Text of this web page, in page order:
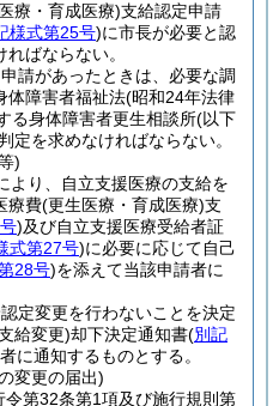
療・育成医療)支給認定申請
様式第25号)に市長が必要と認
ばならない。
請があったときは、必要な調
体障害者福祉法(昭和24年法律
る身体障害者更生相談所(以下
定を求めなければならない。
)
より、自立支援医療の支給を
療費(更生医療・育成医療)支
)及び自立支援医療受給者証
式第27号)に必要に応じて自己
28号)を添えて当該申請者に
定変更を行わないことを決定
給変更)却下決定通知書(別記
に通知するものとする。
変更の届出)
第32条第1項及び施行規則第